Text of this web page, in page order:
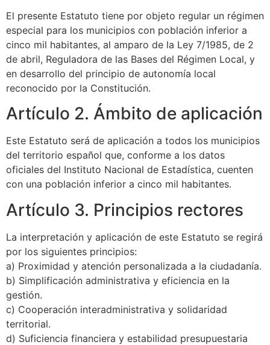
El presente Estatuto tiene por objeto regular un régimen
especial para los municipios con población inferior a
cinco mil habitantes, al amparo de la Ley 7/1985, de 2
de abril, Reguladora de las Bases del Régimen Local, y
en desarrollo del principio de autonomía local
reconocido por la Constitución.
Artículo 2. Ámbito de aplicación
Este Estatuto será de aplicación a todos los municipios
del territorio español que, conforme a los datos
oficiales del Instituto Nacional de Estadística, cuenten
con una población inferior a cinco mil habitantes.
Artículo 3. Principios rectores
La interpretación y aplicación de este Estatuto se regirá
por los siguientes principios:
a) Proximidad y atención personalizada a la ciudadanía.
b) Simplificación administrativa y eficiencia en la
gestión.
c) Cooperación interadministrativa y solidaridad
territorial.
d) Suficiencia financiera y estabilidad presupuestaria